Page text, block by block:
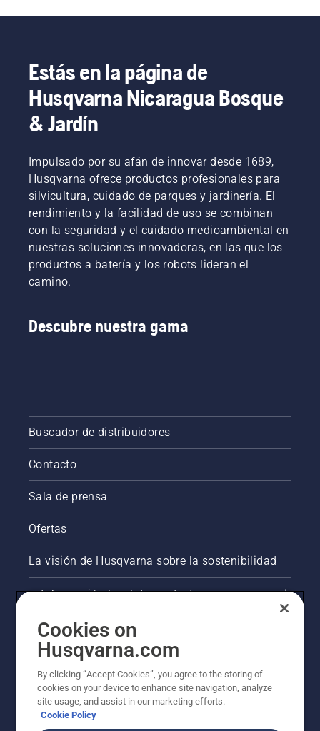
Estás en la página de
Husqvarna Nicaragua Bosque
& Jardín
Impulsado por su afán de innovar desde 1689,
Husqvarna ofrece productos profesionales para
silvicultura, cuidado de parques y jardinería. El
rendimiento y la facilidad de uso se combinan
con la seguridad y el cuidado medioambiental en
nuestras soluciones innovadoras, en las que los
productos a batería y los robots lideran el
camino.
Descubre nuestra gama
Buscador de distribuidores
Contacto
Sala de prensa
Ofertas
La visión de Husqvarna sobre la sostenibilidad
Información legal de productos
Otros sitios de Husqvarna
AlertLine/Canal de Denúncias
Cookies on
Husqvarna.com
By clicking “Accept Cookies”, you agree to the storing of
cookies on your device to enhance site navigation, analyze
site usage, and assist in our marketing efforts.
Cookie Policy